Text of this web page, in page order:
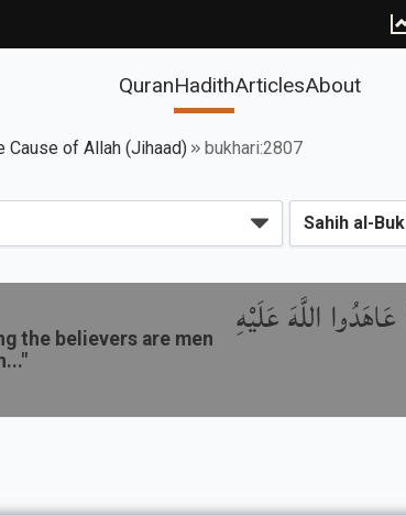
QuranHadithArticlesAbout
Cause of Allah (Jihaad) bukhari:2807
اللَّهَ عَلَيْهِ
the believers are men